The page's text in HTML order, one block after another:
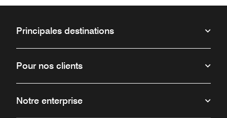
Principales destinations
Pour nos clients
Notre enterprise